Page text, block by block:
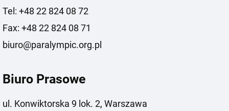
Tel: +48 22 824 08 72
Fax: +48 22 824 08 71
biuro@paralympic.org.pl
Biuro Prasowe
ul. Konwiktorska 9 lok. 2, Warszawa